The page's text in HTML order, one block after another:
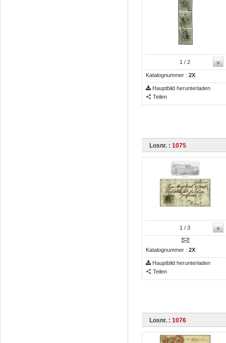
»
1 / 2
Katalognummer : 2X
Hauptbild herunterladen
Teilen
Losnr. : 1075
»
1 / 3
Katalognummer : 2X
Hauptbild herunterladen
Teilen
Losnr. : 1076